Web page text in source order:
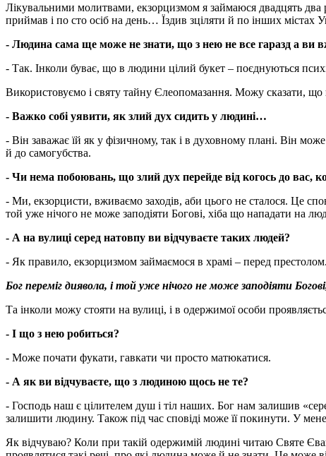
Лікувальними молитвами, екзорцизмом я займаюся двадцять
приймав і по сто осіб на день… Їздив зціляти й по інших містах
- Людина сама ще може не знати, що з нею не все гаразд а ви
- Так. Інколи буває, що в людини цілий букет – поєднуються
Використовуємо і святу тайну Єлеопомазання. Можу сказати,
- Важко собі уявити, як злий дух сидить у людині…
- Він заважає їй як у фізичному, так і в духовному плані. Він
й до самогубства.
- Чи нема побоювань, що злий дух перейде від когось до вас,
- Ми, екзорцисти, вживаємо заходів, аби цього не сталося. Це
той уже нічого не може заподіяти Богові, хіба що нападати на
- А на вулиці серед натовпу ви відчуваєте таких людей?
- Як правило, екзорцизмом займаємося в храмі – перед
Бог переміг диявола, і той уже нічого не може заподіяти
Та інколи можу стояти на вулиці, і в одержимої особи
- І що з нею робиться?
- Може почати фукати, гавкати чи просто матюкатися.
- А як ви відчуваєте, що з людиною щось не те?
- Господь наш є цілителем душ і тіл наших. Бог нам залишив
залишити людину. Також під час сповіді може її покинути. У
Як відчуваю? Коли при такій одержимій людині читаю Святе